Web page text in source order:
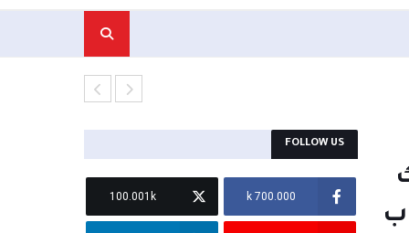
FOLLOW US
700.000 k
100.001k